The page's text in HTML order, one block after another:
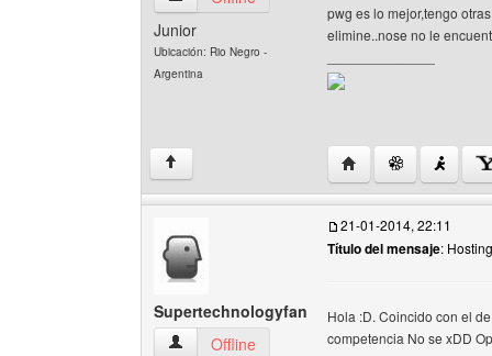
Junior
Ubicación: Rio Negro -
Argentina
pwg es lo mejor,tengo
elimine..nose no le
↑ Visitar sitio web del
Supertechnologyfan
Supertechnologyfan Ver perfil del usuario
Offline
21-01-2014, 22:11
Título del mensaje:
Hola :D. Coincido con el
competencia No se xDD